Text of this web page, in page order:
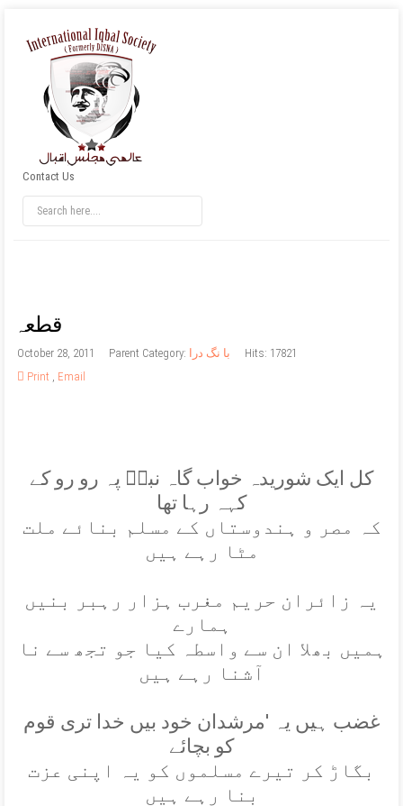
Contact Us
قطعہ
October 28, 2011 Parent Category: با نگ درا
Hits: 17821
Print , Email
کل ايک شوريدہ خواب گاہ نبیؐ پہ رو رو کے
کہہ رہا تھا
کہ مصر و ہندوستاں کے مسلم بنائے ملت
مٹا رہے ہيں
يہ زائران حريم مغرب ہزار رہبر بنيں
ہمارے
ہميں بھلا ان سے واسطہ کيا جو تجھ سے نا
آشنا رہے ہيں
غضب ہيں يہ 'مرشدان خود بيں خدا تری قوم
کو بچائے
بگاڑ کر تيرے مسلموں کو يہ اپنی عزت
بنا رہے ہيں